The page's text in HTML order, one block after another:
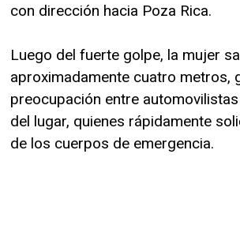
con dirección hacia Poza Rica.
Luego del fuerte golpe, la mujer
aproximadamente cuatro metros,
preocupación entre
del lugar, quienes rápidamente
de los cuerpos de emergencia.